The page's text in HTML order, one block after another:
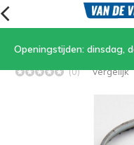
Openingstijden: dinsdag, donderdag
04. Luchtfilter
(0) Vergelijk